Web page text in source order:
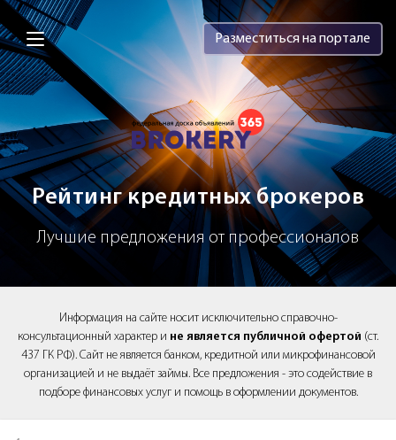
Brokery365 - Рейтинг кредитных
Разместиться на портале
Рейтинг кредитных брокеров
Лучшие предложения от профессионалов
Информация на сайте носит исключительно справочно-
консультационный характер и не является публичной офертой (ст.
437 ГК РФ). Сайт не является банком, кредитной или микрофинансовой
организацией и не выдаёт займы. Все предложения - это содействие в
подборе финансовых услуг и помощь в оформлении документов.